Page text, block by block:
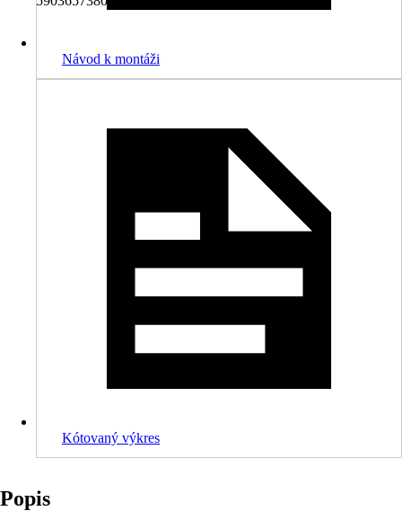
Návod k montáži
Kótovaný výkres
Popis